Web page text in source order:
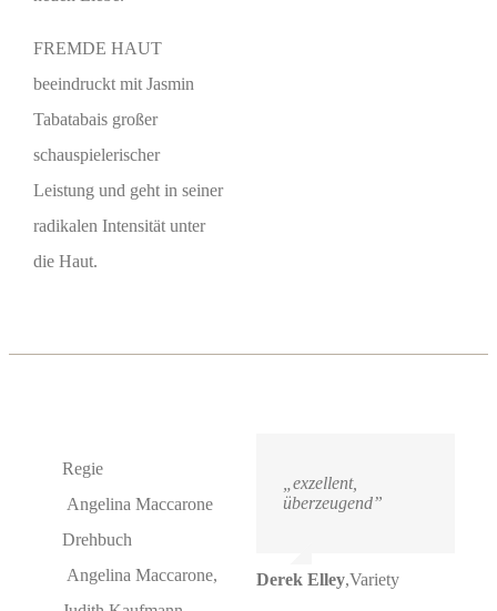
FREMDE HAUT
beeindruckt mit Jasmin
Tabatabais großer
schauspielerischer
Leistung und geht in seiner
radikalen Intensität unter
die Haut.
Regie
Angelina Maccarone
Drehbuch
Angelina Maccarone,
„exzellent,
überzeugend”
Derek Elley,Variety